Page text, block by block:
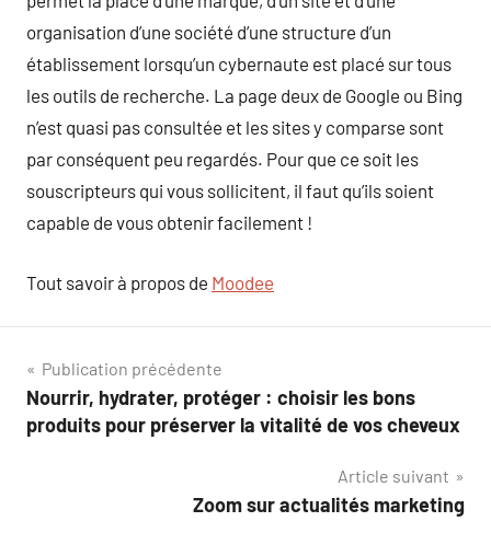
organisation d’une société d’une structure d’un
établissement lorsqu’un cybernaute est placé sur tous
les outils de recherche. La page deux de Google ou Bing
n’est quasi pas consultée et les sites y comparse sont
par conséquent peu regardés. Pour que ce soit les
souscripteurs qui vous sollicitent, il faut qu’ils soient
capable de vous obtenir facilement !
Tout savoir à propos de Moodee
Navigation
de
Publication précédente
Nourrir, hydrater, protéger : choisir les bons
produits pour préserver la vitalité de vos cheveux
Article suivant
Zoom sur actualités marketing